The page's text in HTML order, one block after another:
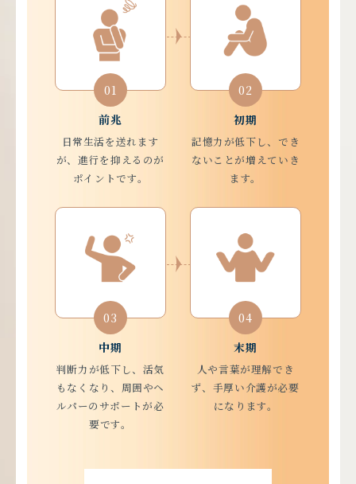
01
前兆
日常生活を送れます
が、進行を抑えるのが
ポイントです。
02
初期
記憶力が低下し、でき
ないことが増えていき
ます。
03
中期
判断力が低下し、活気
もなくなり、周囲やヘ
ルパーのサポートが必
要です。
04
末期
人や言葉が理解でき
ず、手厚い介護が必要
になります。
03 04